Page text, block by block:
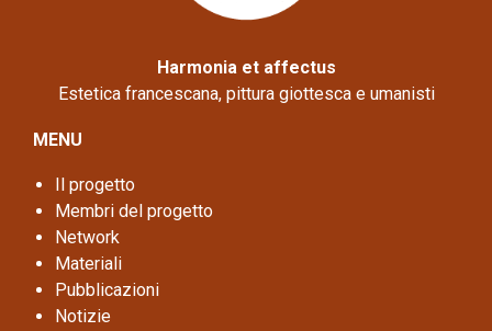
Harmonia et affectus
Estetica francescana, pittura giottesca e umanisti
MENU
Il progetto
Membri del progetto
Network
Materiali
Pubblicazioni
Notizie